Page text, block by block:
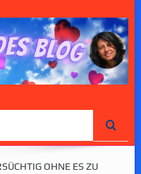
OHNE ES ZU